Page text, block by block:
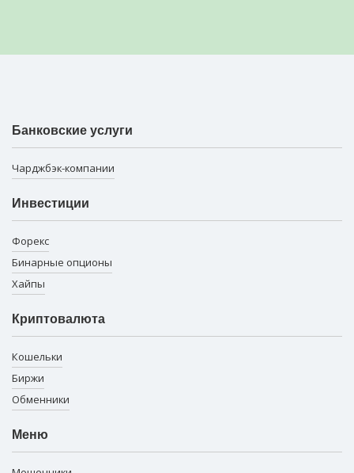
Банковские услуги
Чарджбэк-компании
Инвестиции
Форекс
Бинарные опционы
Хайпы
Криптовалюта
Кошельки
Биржи
Обменники
Меню